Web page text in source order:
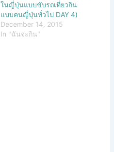
ในญี่ปุ่นแบบขับรถเที่ยวกิน
แบบคนญี่ปุ่นทั่วไป DAY 4)
December 14, 2015
In "ฉันจะกิน"